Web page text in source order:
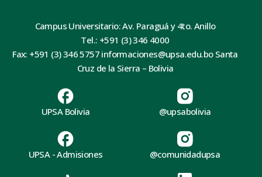
Campus Universitario: Av. Paraguá y 4to. Anillo
Tel.: +591 (3) 346 4000
Fax: +591 (3) 346 5757 informaciones@upsa.edu.bo Santa
Cruz de la Sierra – Bolivia
UPSA Bolivia
UPSA - Admisiones
@upsabolivia
@comunidadupsa